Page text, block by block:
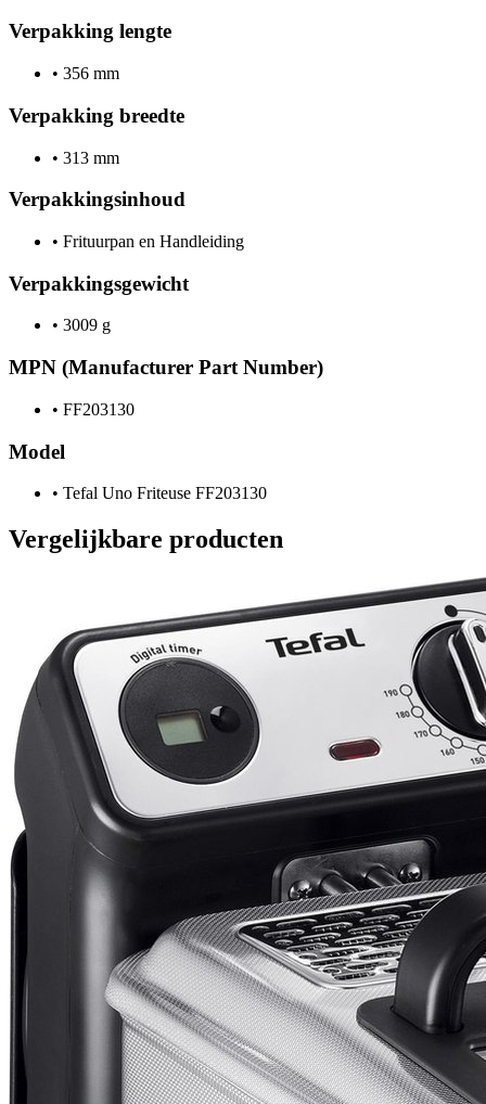
Verpakking lengte
• 356 mm
Verpakking breedte
• 313 mm
Verpakkingsinhoud
• Frituurpan en Handleiding
Verpakkingsgewicht
• 3009 g
MPN (Manufacturer Part Number)
• FF203130
Model
• Tefal Uno Friteuse FF203130
Vergelijkbare producten